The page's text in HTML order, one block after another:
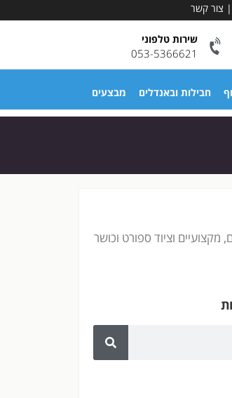
| צור קשר
שירות טלפוני
053-5366621
חבילות ובאנדלים מבצעים
מקצועיים וציוד ספורט וכושר